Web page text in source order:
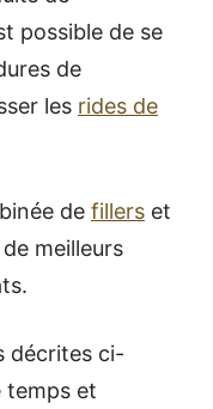
possible de se
de
les rides de
de fillers et
meilleurs
décrites ci-
temps et